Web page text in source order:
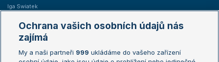
Iga Swiatek
Žebříčky
Žebříček ATP (muži)
Australian Open
Ochrana vašich osobních údajů nás
zajímá
My a naši partneři 999 ukládáme do vašeho zařízení